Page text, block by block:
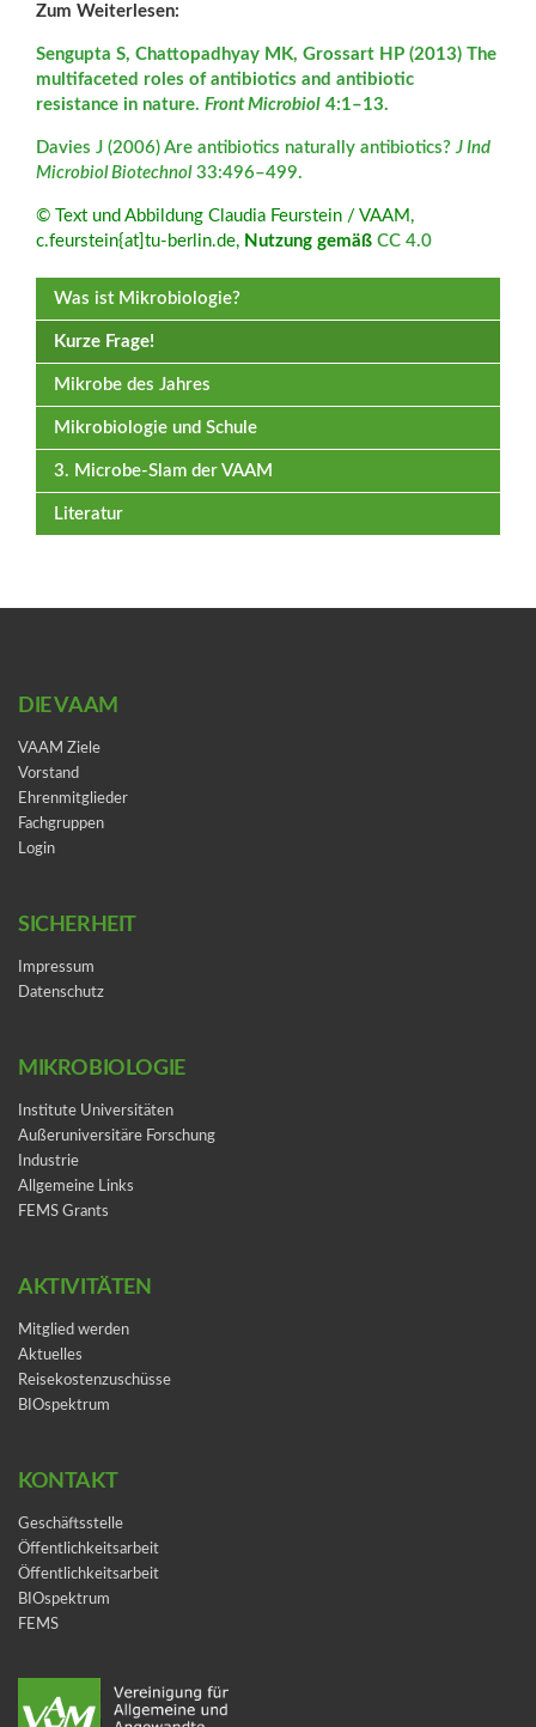
Zum Weiterlesen:
Sengupta S, Chattopadhyay MK, Grossart HP (2013) The
multifaceted roles of antibiotics and antibiotic
resistance in nature. Front Microbiol 4:1–13.
Davies J (2006) Are antibiotics naturally antibiotics? J Ind
Microbiol Biotechnol33:496–499.
© Text und Abbildung Claudia Feurstein / VAAM,
c.feurstein{at]tu-berlin.de, Nutzung gemäß CC 4.0
Was ist Mikrobiologie?
Kurze Frage!
Mikrobe des Jahres
Mikrobiologie und Schule
3. Microbe-Slam der VAAM
Literatur
DIE VAAM
VAAM Ziele
Vorstand
Ehrenmitglieder
Fachgruppen
Login
SICHERHEIT
Impressum
Datenschutz
MIKROBIOLOGIE
Institute Universitäten
Außeruniversitäre Forschung
Industrie
Allgemeine Links
FEMS Grants
AKTIVITÄTEN
Mitglied werden
Aktuelles
Reisekostenzuschüsse
BIOspektrum
KONTAKT
Geschäftsstelle
Öffentlichkeitsarbeit
Öffentlichkeitsarbeit
BIOspektrum
FEMS